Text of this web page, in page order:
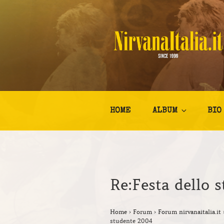
NIRVANA
Kurt Cobain Biografia
HOME ALBUM BIO
Re:Festa dello
Home › Forum › Forum nirvanaitalia.it
studente 2004